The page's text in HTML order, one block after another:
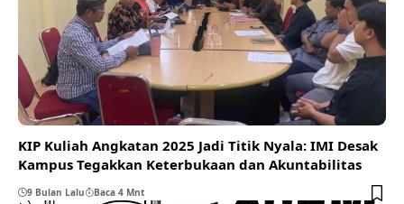
KIP Kuliah Angkatan 2025 Jadi Titik Nyala: IMI Desak
Kampus Tegakkan Keterbukaan dan Akuntabilitas
9 Bulan Lalu Baca 4 Mnt